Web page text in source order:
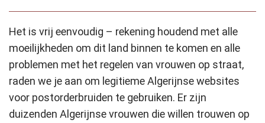
Het is vrij eenvoudig – rekening houdend met alle
moeilijkheden om dit land binnen te komen en alle
problemen met het regelen van vrouwen op straat,
raden we je aan om legitieme Algerijnse websites
voor postorderbruiden te gebruiken. Er zijn
duizenden Algerijnse vrouwen die willen trouwen op